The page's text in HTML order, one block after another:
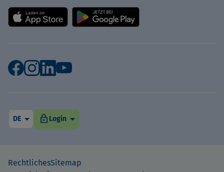
arrow_drop_down
DE arrow_drop_down
Login
lock
RechtlichesSitemap